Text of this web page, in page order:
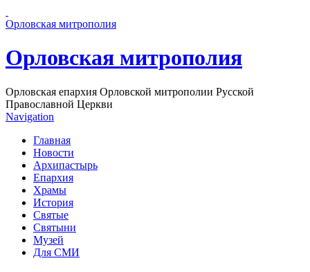
Орловская митрополия
Орловская митрополия
Орловская епархия Орловской митрополии Русской
Православной Церкви
Navigation
Главная
Новости
Архипастырь
Епархия
Храмы
История
Святые
Святыни
Музей
Для СМИ